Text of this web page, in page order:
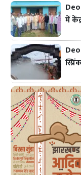
में